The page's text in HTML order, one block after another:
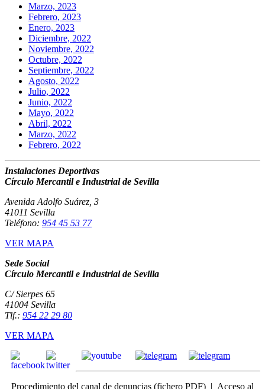
Marzo, 2023
Febrero, 2023
Enero, 2023
Diciembre, 2022
Noviembre, 2022
Octubre, 2022
Septiembre, 2022
Agosto, 2022
Julio, 2022
Junio, 2022
Mayo, 2022
Abril, 2022
Marzo, 2022
Febrero, 2022
Instalaciones Deportivas
Círculo Mercantil e Industrial de Sevilla
Avenida Adolfo Suárez, 3
41011 Sevilla
Teléfono: 954 45 53 77
VER MAPA
Sede Social
Círculo Mercantil e Industrial de Sevilla
C/ Sierpes 65
41004 Sevilla
Tlf.: 954 22 29 80
VER MAPA
Procedimiento del canal de denuncias (fichero PDF) | Acceso al